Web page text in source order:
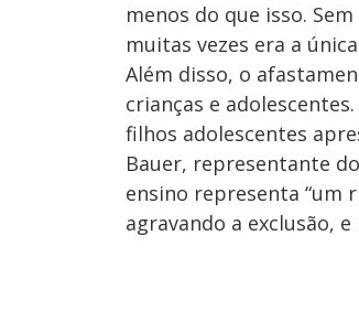
menos do que isso.
muitas vezes era a
Além disso, o
crianças e
filhos adolescentes
Bauer, representante
ensino representa “um
agravando a exclusão,